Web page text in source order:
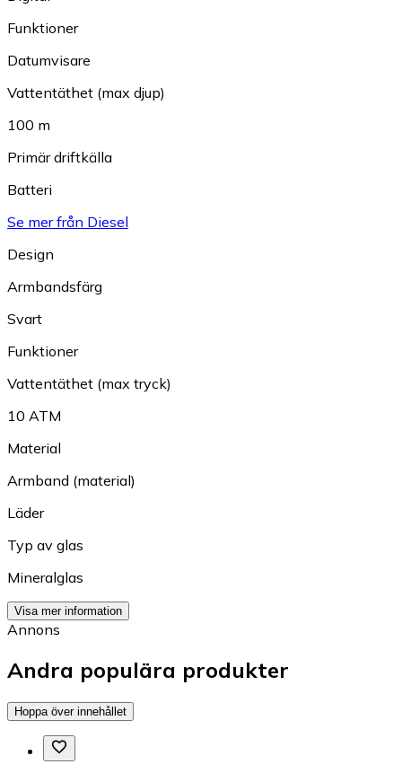
Funktioner
Datumvisare
Vattentäthet (max djup)
100 m
Primär driftkälla
Batteri
Se mer från Diesel
Design
Armbandsfärg
Svart
Funktioner
Vattentäthet (max tryck)
10 ATM
Material
Armband (material)
Läder
Typ av glas
Mineralglas
Visa mer information
Annons
Andra populära produkter
Hoppa över innehållet